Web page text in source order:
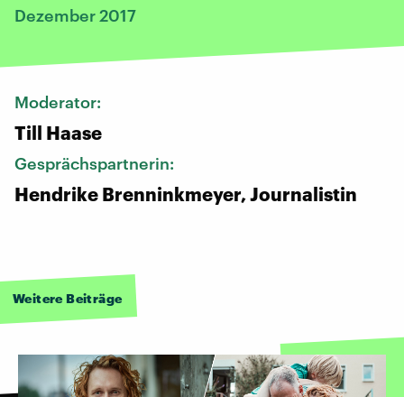
Dezember 2017
Moderator:
Till Haase
Gesprächspartnerin:
Hendrike Brenninkmeyer, Journalistin
Weitere Beiträge